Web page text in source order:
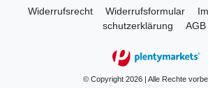
Widerrufs­recht Widerrufs­formular
schutz­erklärung
AGB
© Copyright 2026 | Alle Rechte